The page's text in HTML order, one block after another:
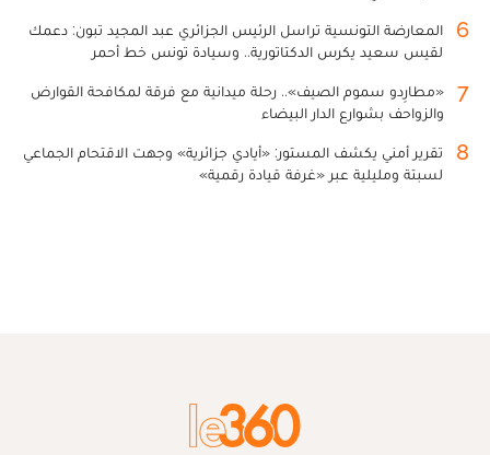
6
المعارضة التونسية تراسل الرئيس الجزائري عبد المجيد تبون: دعمك
لقيس سعيد يكرس الدكتاتورية.. وسيادة تونس خط أحمر
7
«مطارِدو سموم الصيف».. رحلة ميدانية مع فرقة لمكافحة القوارض
والزواحف بشوارع الدار البيضاء
8
تقرير أمني يكشف المستور: «أيادي جزائرية» وجهت الاقتحام الجماعي
لسبتة ومليلية عبر «غرفة قيادة رقمية»